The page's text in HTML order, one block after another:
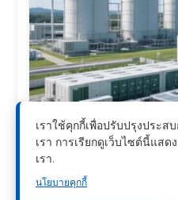
เราใช้คุกกี้เพื่อปรับปรุงประ
เรา การเรียกดูเว็บไซต์นี้แส
เรา.
นโยบายคุกกี้